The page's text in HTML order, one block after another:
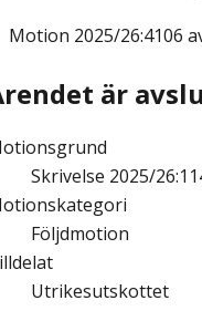
Motion 2025/26:4106
är
Skrivelse 2025/
Följdmotion
Utrikesutskottet